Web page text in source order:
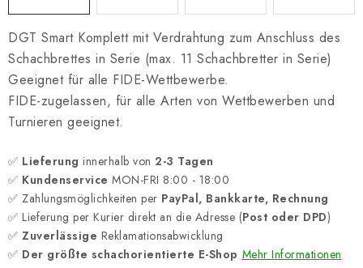
Geschäftsbedingungen
DGT Smart Komplett mit Verdrahtung zum Anschluss des
Schachbrettes in Serie (max. 11 Schachbretter in Serie)
Geeignet für alle FIDE-Wettbewerbe.
FIDE-zugelassen, für alle Arten von Wettbewerben und
Turnieren geeignet.
✅ Lieferung innerhalb von 2-3 Tagen
✅ Kundenservice MON-FRI 8:00 - 18:00
✅ Zahlungsmöglichkeiten per PayPal, Bankkarte, Rechnung
✅ Lieferung per Kurier direkt an die Adresse (Post oder DPD)
✅ Zuverlässige Reklamationsabwicklung
✅ Der größte schachorientierte E-Shop Mehr Informationen